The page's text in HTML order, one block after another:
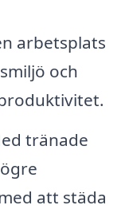
arbetsplats
och
tränade
att städa